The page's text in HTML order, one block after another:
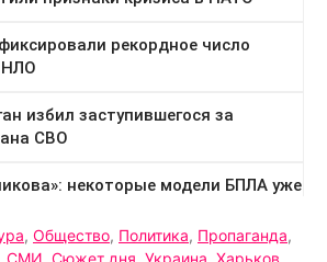
, Общество, Политика, Пропаганда,
СМИ Сюжет дня Украина Харьков